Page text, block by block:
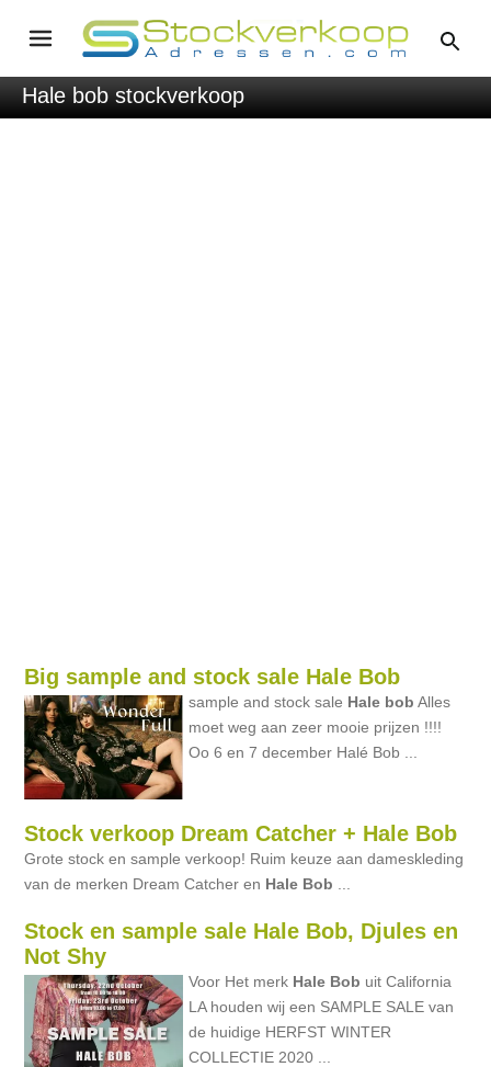
Hale bob stockverkoop
Big sample and stock sale Hale Bob
sample and stock sale Hale bob Alles
moet weg aan zeer mooie prijzen !!!!
Oo 6 en 7 december Halé Bob ...
Stock verkoop Dream Catcher + Hale Bob
Grote stock en sample verkoop! Ruim keuze aan dameskleding
van de merken Dream Catcher en Hale Bob
Stock en sample sale Hale Bob, Djules en
Not Shy
Voor Het merk Hale Bob uit California
LA houden wij een SAMPLE SALE van
de huidige HERFST WINTER
COLLECTIE 2020 ...